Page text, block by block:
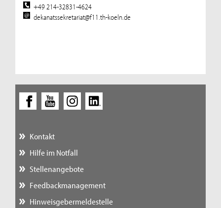
+49 214-32831-4624
dekanatssekretariat@f11.th-koeln.de
Kontakt
Hilfe im Notfall
Stellenangebote
Feedbackmanagement
Hinweisgebermeldestelle